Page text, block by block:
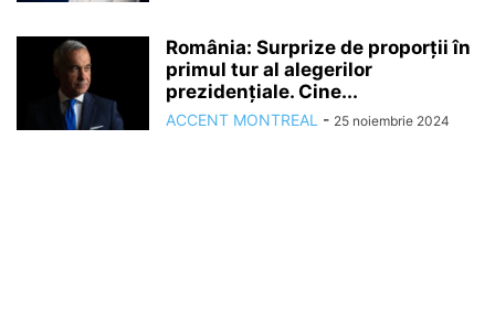
România: Surprize de proporții în
primul tur al alegerilor
prezidențiale. Cine...
ACCENT MONTREAL - 25 noiembrie 2024